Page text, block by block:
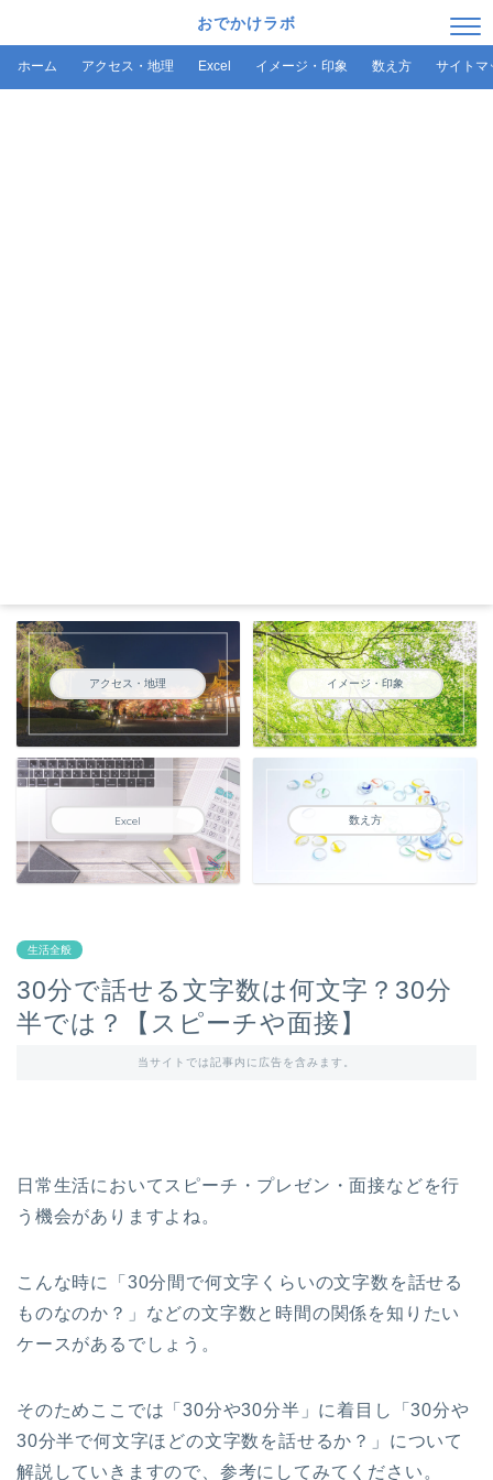
おでかけラボ
ホーム アクセス・地理 Excel イメージ・印象 数え方 サイトマ
アクセス・地理 イメージ・印象
Excel 数え方
生活全般
30分で話せる文字数は何文字？30分
半では？【スピーチや面接】
当サイトでは記事内に広告を含みます。
日常生活においてスピーチ・プレゼン・面接などを行
う機会がありますよね。
こんな時に「30分間で何文字くらいの文字数を話せる
ものなのか？」などの文字数と時間の関係を知りたい
ケースがあるでしょう。
そのためここでは「30分や30分半」に着目し「30分や
30分半で何文字ほどの文字数を話せるか？」について
解説していきますので、参考にしてみてください。